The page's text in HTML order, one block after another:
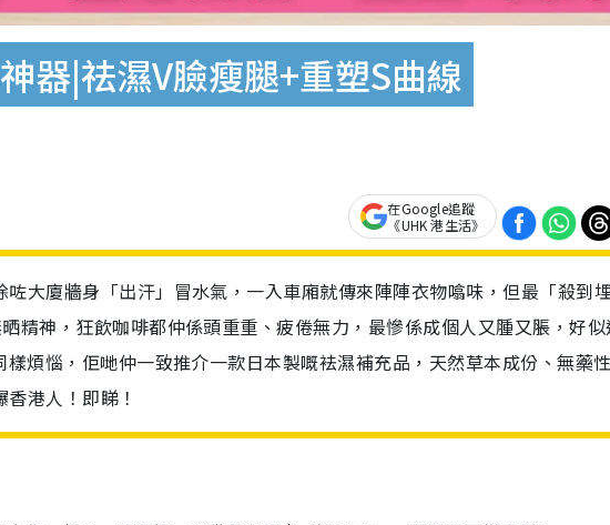
器|祛濕V臉瘦腿+重塑S曲線
在Google追蹤
《UHK 港生活》
大廈牆身「出汗」冒水氣，一入車廂就傳來陣陣衣物噏味，但最「殺到
精神，狂飲咖啡都仲係頭重重、疲倦無力，最慘係成個人又腫又脹，好
煩惱，佢哋仲一致推介一款日本製嘅袪濕補充品，天然草本成份、無藥
港人！即睇！